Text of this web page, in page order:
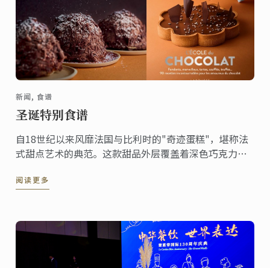
新闻, 食谱
圣诞特别食谱
自18世纪以来风靡法国与比利时的"奇迹蛋糕"，堪称法
式甜点艺术的典范。这款甜品外层覆盖着深色巧克力刨
力慕斯的精妙结合。
阅读更多